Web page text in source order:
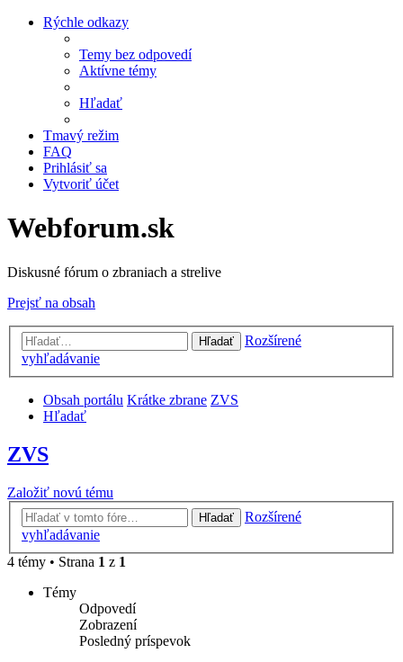
Rýchle odkazy
Temy bez odpovedí
Aktívne témy
Hľadať
Tmavý režim
FAQ
Prihlásiť sa
Vytvoriť účet
Webforum.sk
Diskusné fórum o zbraniach a strelive
Prejsť na obsah
Hľadať
Rozšírené
vyhľadávanie
Obsah portálu Krátke zbrane ZVS
Hľadať
ZVS
Založiť novú tému
Hľadať
Rozšírené
vyhľadávanie
4 témy • Strana 1 z 1
Témy
Odpovedí
Zobrazení
Posledný príspevok